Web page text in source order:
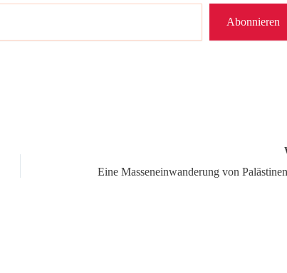
Abonnieren